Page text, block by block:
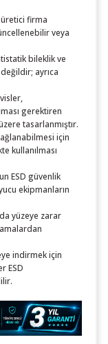
firma
veya
bileklik ve
ayrıca
gerektiren
tasarlanmıştır.
için
kullanılması
ESD güvenlik
ekipmanların
yüzeye zarar
indirmek için
ESD